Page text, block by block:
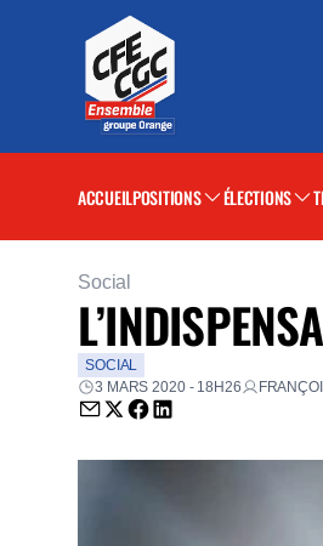
ACCUEILPOSITIONS ÉLECTIONS
Social
SOCIAL
3 MARS 2020 - 18H26
Envoyer par email
Partager sur Twitter
Partager sur
Partager sur